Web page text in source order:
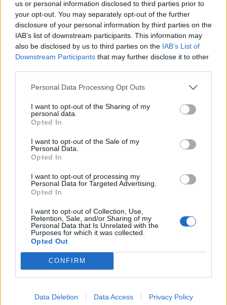
us or personal information disclosed to third parties prior to
your opt-out. You may separately opt-out of the further
disclosure of your personal information by third parties on the
IAB’s list of downstream participants. This information may
also be disclosed by us to third parties on the IAB’s List of
Downstream Participants that may further disclose it to other
Personal Data Processing Opt Outs
I want to opt-out of the Sharing of my
personal data.
Opted In
I want to opt-out of the Sale of my
Personal Data.
Opted In
I want to opt-out of processing my
Personal Data for Targeted Advertising.
Opted In
I want to opt-out of Collection, Use,
Retention, Sale, and/or Sharing of my
Personal Data that Is Unrelated with the
Purposes for which it was collected.
Opted Out
CONFIRM
Data Deletion Data Access Privacy Policy